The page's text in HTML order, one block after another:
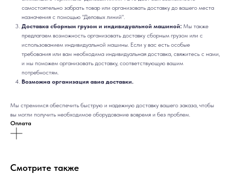
самостоятельно забрать товар или организовать доставку до вашего места
назначения с помощью "Деловых линий".
Доставка сборным грузом и индивидуальной машиной: Мы также
предлагаем возможность организовать доставку сборным грузом или с
использованием индивидуальной машины. Если у вас есть особые
требования или вам необходима индивидуальная доставка, свяжитесь с нами,
и мы поможем организовать доставку, соответствующую вашим
потребностям.
Возможна организация авиа доставки.
Мы стремимся обеспечить быструю и надежную доставку вашего заказа, чтобы
вы могли получить необходимое оборудование вовремя и без проблем.
Оплата
Смотрите также